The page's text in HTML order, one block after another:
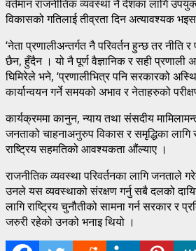
वर्तमान राजनीतिक व्यवस्था नै देशका लागि
विकासको गतिलाई तीव्रता दिन अत्यावश्यक
‘नेता प्रणालीअन्तर्गत नै परिवर्तन हुन्छ तर नीति र
छैन, हुँदैन । यो नै पूर्ण वैज्ञानिक र सही प्रणाली
घिमिरेले भने, ‘प्रणालीभित्र पनि सरकारको
कार्यान्वयन गर्ने समयको अभाव र नेताहरुको
कार्यक्रममा कानुन, न्याय तथा संसदीय
जनताको चाहनाअनुरुप विकास र समृद्धिका
राष्ट्रिय सहमतिको आवश्यकता औंल्याए ।
राजनीतिक व्यवस्था परिवर्तनका लागि जनताले
उनले यस व्यवस्थाको संरक्षण गर्नु सबै दलको
लागि राष्ट्रिय चुनौतीको सामना गर्न सरकार र
जरुरी रहेको उनको भनाइ थियो ।